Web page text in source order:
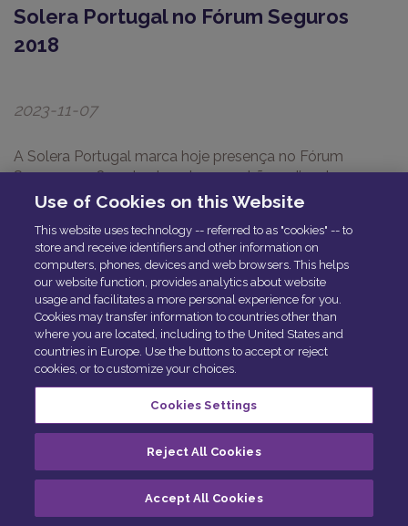
Solera Portugal no Fórum Seguros
2018
2023-11-07
A Solera Portugal marca hoje presença no Fórum
Seguros 2018 onde, durante a manhã, se discute o
desenvolvimento do setor dos seguros nos próximos
novas tendências e oportunidades do mercado,
nomeadamente ao nível das Insurtech.
Para compartilhar:
<< Retornar
Exercer Seus Direitos
Central de Privacidade
Política de Qualidade
Use of Cookies on this Website
This website uses technology -- referred to as "cookies" -- to
store and receive identifiers and other information on
computers, phones, devices and web browsers. This helps
our website function, provides analytics about website
usage and facilitates a more personal experience for you.
Cookies may transfer information to countries other than
where you are located, including to the United States and
countries in Europe. Use the buttons to accept or reject
cookies, or to customize your choices.
Cookies Settings
Reject All Cookies
Accept All Cookies